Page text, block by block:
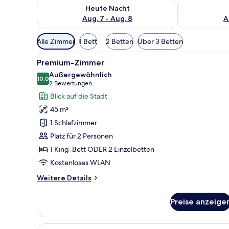
Heute Nacht
Aug. 7 - Aug. 8
Verfügbare
Filter
für
Zimmer
Alle Zimmer 1 Bett 2 Betten Über 3 Betten
Alle
Fotos
für
Premium-
Zimmer
anzeigen
Ein Hotelzimmer mit einem
4
Premium-Zimmer
10,010,0 von 10
Außergewöhnlich
2 Bewertungen
(2
Bewertungen)
Blick auf die Stadt
45 m²
1 Schlafzimmer
Platz für 2 Personen
1 King-Bett ODER 2 Einzelbetten
Kostenloses WLAN
Weitere Details
Weitere
Zimmer
Preise
Ein Hotelzimmer mit einem